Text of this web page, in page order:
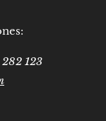
123